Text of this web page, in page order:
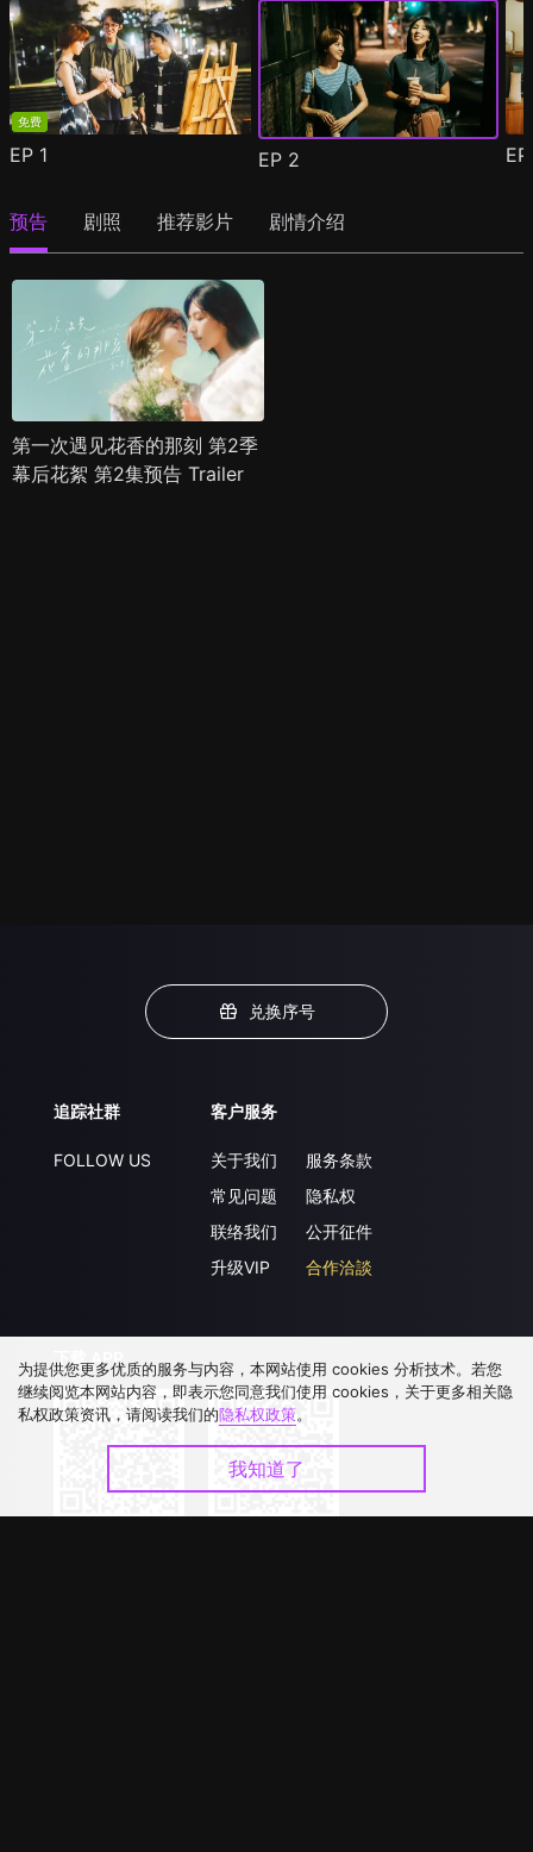
免费
EP 1 EP 2
预告 剧照 推荐影片 剧情介绍
第一次遇见花香的那刻 第2季
幕后花絮 第2集预告 Trailer
兑换序号
追踪社群
FOLLOW US
客户服务
关于我们
常见问题
联络我们
升级VIP
服务条款
隐私权
公开征件
合作洽談
下载 APP
为提供您更多优质的服务与内容，本网站使用 cookies 分析技术。若您
继续阅览本网站内容，即表示您同意我们使用 cookies，关于更多相关隐
私权政策资讯，请阅读我们的隐私权政策。
我知道了